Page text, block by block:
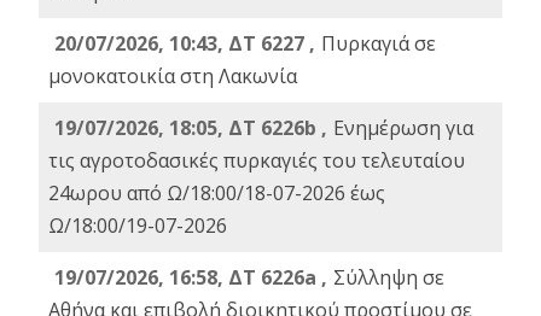
20/07/2026, 10:43, ΔΤ 6227 , Πυρκαγιά σε
μονοκατοικία στη Λακωνία
19/07/2026, 18:05, ΔΤ 6226b , Ενημέρωση για
τις αγροτοδασικές πυρκαγιές του τελευταίου
24ωρου από Ω/18:00/18-07-2026 έως
Ω/18:00/19-07-2026
19/07/2026, 16:58, ΔΤ 6226a , Σύλληψη σε
Αθήνα και επιβολή διοικητικού προστίμου σε